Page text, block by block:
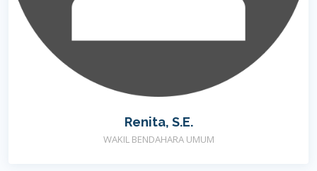
Renita, S.E.
WAKIL BENDAHARA UMUM